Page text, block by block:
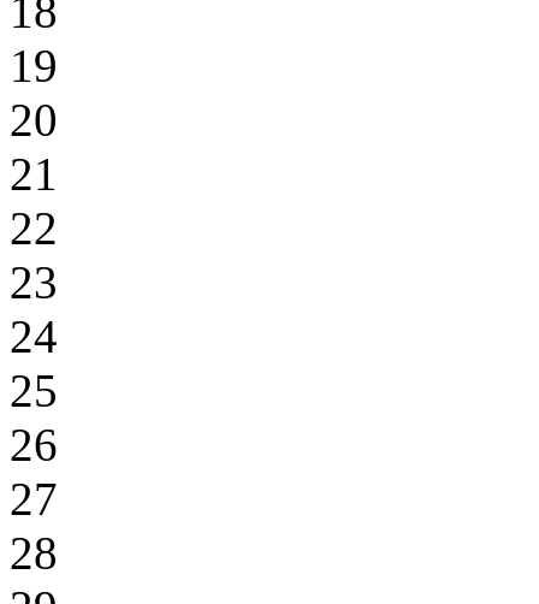
18
19
20
21
22
23
24
25
26
27
28